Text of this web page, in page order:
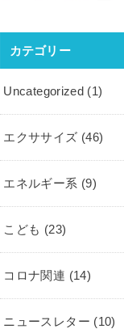
カテゴリー
Uncategorized (1)
エクササイズ (46)
エネルギー系 (9)
こども (23)
コロナ関連 (14)
ニュースレター (10)